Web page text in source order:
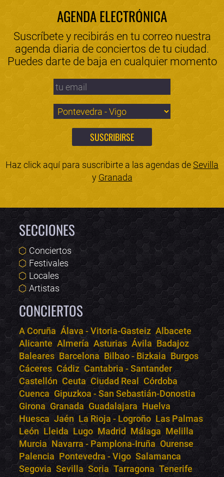
AGENDA ELECTRÓNICA
Suscríbete y recibirás en tu correo nuestra
agenda diaria de conciertos de tu ciudad.
Puedes darte de baja en cualquier momento
Haz click aquí para suscribirte a las agendas deSevilla
y Granada
SECCIONES
Conciertos
Festivales
Locales
Artistas
CONCIERTOS
A Coruña Álava - Vitoria-Gasteiz Albacete
Alicante Almería Asturias Ávila Badajoz
Baleares Barcelona Bilbao - Bizkaia Burgos
Cáceres Cádiz Cantabria - Santander
Castellón Ceuta Ciudad Real Córdoba
Cuenca Gipuzkoa - San Sebastián-Donostia
Girona Granada Guadalajara Huelva
Huesca Jaén La Rioja - Logroño Las Palmas
León Lleida Lugo Madrid Málaga Melilla
Murcia Navarra - Pamplona-Iruña Ourense
Palencia Pontevedra - Vigo Salamanca
Segovia Sevilla Soria Tarragona Tenerife
Bololoco · conciertos.club
Online · Te ayudo a encontrar conciertos